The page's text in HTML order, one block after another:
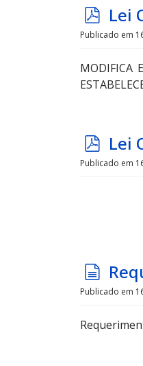
p
d
Lei
Publicado em
MODIFICA
p
d
Lei
Publicado em
d
o
u
Publicado em